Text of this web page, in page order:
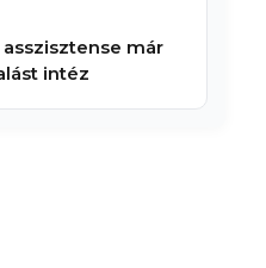
már
intéz